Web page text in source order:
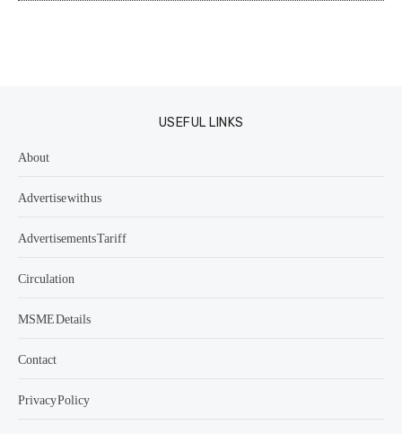
USEFUL LINKS
About
Advertise with us
Advertisements Tariff
Circulation
MSME Details
Contact
Privacy Policy